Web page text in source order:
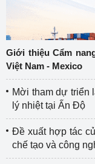
Giới thiệu Cẩm
Việt Nam - Mexico
Mời tham dự triển
lý nhiệt tại Ấn Độ
Đề xuất hợp tác
chế tạo và công